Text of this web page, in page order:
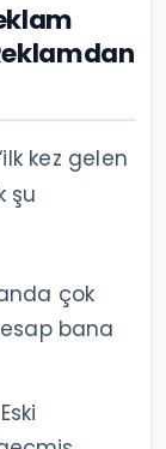
kez gelen
şu
çok
bana
Eski